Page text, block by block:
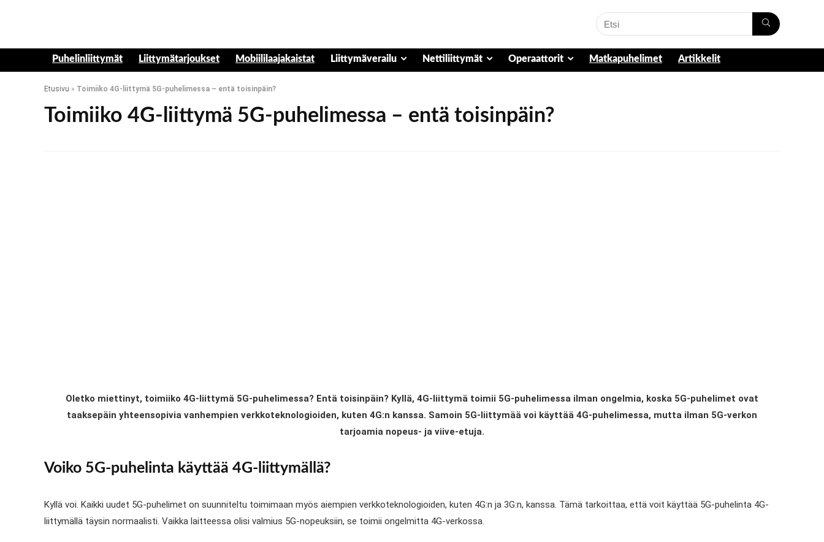
Puhelinliittymät Liittymätarjoukset Mobiililaajakaistat Liittymäverailu Nettiliittymät Operaattorit Matkapuhelimet Artikkelit
Etusivu » Toimiiko 4G-liittymä 5G-puhelimessa – entä toisinpäin?
Toimiiko 4G-liittymä 5G-puhelimessa – entä toisinpäin?
Oletko miettinyt, toimiiko 4G-liittymä 5G-puhelimessa? Entä toisinpäin? Kyllä, 4G-liittymä toimii 5G-puhelimessa ilman ongelmia, koska 5G-puhelimet ovat
taaksepäin yhteensopivia vanhempien verkkoteknologioiden, kuten 4G:n kanssa. Samoin 5G-liittymää voi käyttää 4G-puhelimessa, mutta ilman 5G-verkon
tarjoamia nopeus- ja viive-etuja.
Voiko 5G-puhelinta käyttää 4G-liittymällä?
Kyllä voi. Kaikki uudet 5G-puhelimet on suunniteltu toimimaan myös aiempien verkkoteknologioiden, kuten 4G:n ja 3G:n, kanssa. Tämä tarkoittaa, että voit käyttää 5G-puhelinta 4G-
liittymällä täysin normaalisti. Vaikka laitteessa olisi valmius 5G-nopeuksiin, se toimii ongelmitta 4G-verkossa.